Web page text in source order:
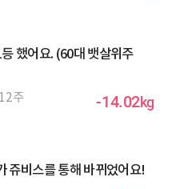
했어요. (60대 뱃살위주
12주 -14.02kg
쥬비스를 통해 바뀌었어요!